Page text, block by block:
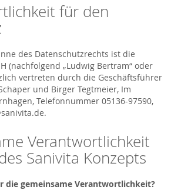
für den
des Datenschutzrechts ist die
(nachfolgend „Ludwig Bertram“ oder
vertreten durch die Geschäftsführer
und Birger Tegtmeier, Im
Telefonnummer 05136-97590,
Verantwortlichkeit
Sanivita Konzepts
die gemeinsame Verantwortlichkeit?